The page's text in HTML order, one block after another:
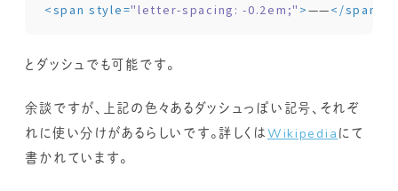
<span style="letter-spacing: -0.2em;" >——</span
とダッシュでも可能です。
余談ですが、上記の色々あるダッシュっぽい記号、それぞ
れに使い分けがあるらしいです。詳しくはWikipedia にて
書かれています。